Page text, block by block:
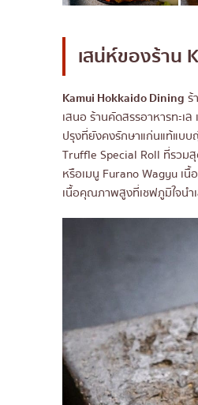
เสน่ห์ของร้าน
Kamui Hokkaido Dining ร้
เสนอ ร้านคัดสรรอาหารทะ
ปรุงที่ยังคงรักษาแก่นแท้แบบ
Truffle Special Roll ที่รวม
หรือเมนู Furano Wagyu เ
เนื้อคุณภาพสูงที่เชฟภูมิใจนำ